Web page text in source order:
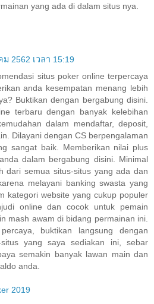
yang ada di dalam situs nya.
2562 เวลา 15:19
situs poker online terpercaya
anda kesempatan menang lebih
Buktikan dengan bergabung disini.
terbaru dengan banyak kelebihan
dalam mendaftar, deposit,
Dilayani dengan CS berpengalaman
sangat baik. Memberikan nilai plus
dalam bergabung disini. Minimal
dari semua situs-situs yang ada dan
melayani banking swasta yang
kategori website yang cukup populer
online dan cocok untuk pemain
mash awam di bidang permainan ini.
buktikan langsung dengan
yang saya sediakan ini, sebar
semakin banyak lawan main dan
anda.
2019